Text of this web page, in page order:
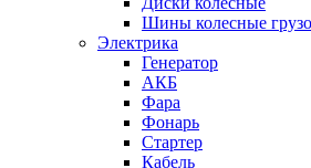
Шины колесные
Электрика
Генератор
АКБ
Фара
Фонарь
Стартер
Кабель